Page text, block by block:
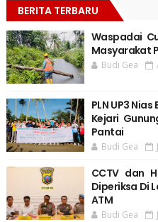
BERITA TERBARU
Waspadai
Masyarakat
Budi Gea
PLN UP3
Kejari
Pantai
Budi Gea
CCTV dan
Diperiksa Di
ATM
Budi Gea